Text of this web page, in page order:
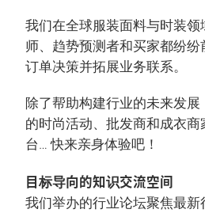
我们在全球服装面料与时装
师、趋势预测者和买家都纷
订单决策并拓展业务联系。
除了帮助构建行业的未来发
的时尚活动、批发商和成衣
台… 快来亲身体验吧！
目标导向的知识交流空间
我们举办的行业论坛聚焦最